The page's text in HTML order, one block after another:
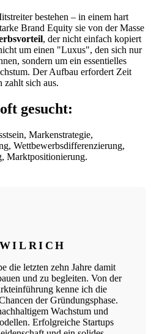
bestehen – in einem hart
Brand Equity sie von der Masse
, der nicht einfach kopiert
um einen "Luxus", den sich nur
sondern um ein essentielles
Der Aufbau erfordert Zeit
sich aus.
gesucht:
Markenstrategie,
Wettbewerbsdifferenzierung,
Marktpositionierung.
die letzten zehn Jahre damit
und zu begleiten. Von der
kenne ich die
der Gründungsphase.
Wachstum und
Erfolgreiche Startups